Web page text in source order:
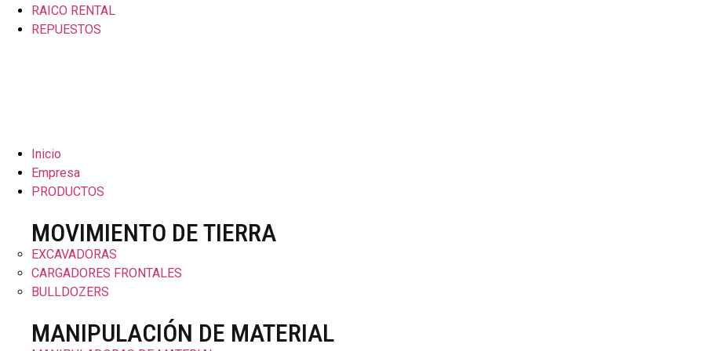
RAICO RENTAL
REPUESTOS
Inicio
Empresa
PRODUCTOS
MOVIMIENTO DE TIERRA
EXCAVADORAS
CARGADORES FRONTALES
BULLDOZERS
MANIPULACIÓN DE MATERIAL